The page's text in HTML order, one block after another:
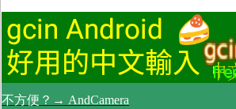
不方便？→ AndCamera